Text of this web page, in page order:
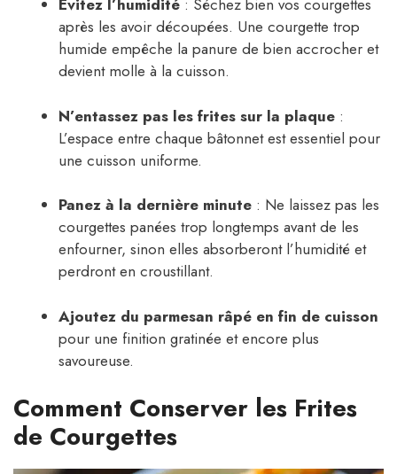
Évitez l’humidité : Séchez bien vos courgettes
après les avoir découpées. Une courgette trop
humide empêche la panure de bien accrocher et
devient molle à la cuisson.
N’entassez pas les frites sur la plaque :
L’espace entre chaque bâtonnet est essentiel pour
une cuisson uniforme.
Panez à la dernière minute : Ne laissez pas les
courgettes panées trop longtemps avant de les
enfourner, sinon elles absorberont l’humidité et
perdront en croustillant.
Ajoutez du parmesan râpé en fin de cuisson
pour une finition gratinée et encore plus
savoureuse.
Comment Conserver les Frites
de Courgettes